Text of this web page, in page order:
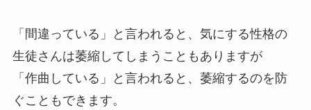
「間違っている」と言われると、気にする性格の
生徒さんは萎縮してしまうこともありますが
「作曲している」と言われると、萎縮するのを防
ぐこともできます。